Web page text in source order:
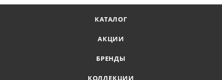
КАТАЛОГ
АКЦИИ
БРЕНДЫ
КОЛЛЕКЦИИ